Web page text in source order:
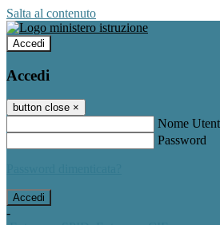
Salta al contenuto
Accedi
Accedi
button close ×
Nome
Password
-